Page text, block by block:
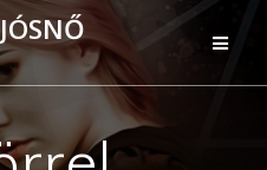
Skip
to
content